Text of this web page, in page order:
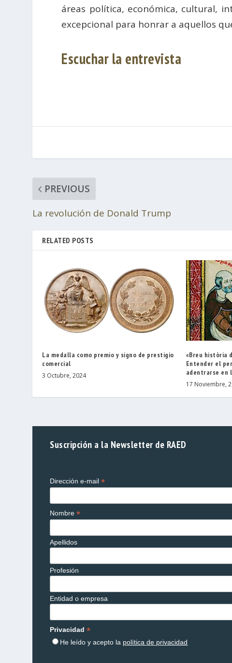
áreas política, económica, cultural,
excepcional para honrar a aquellos
Escuchar la entrevista
PREVIOUS
La revolución de Donald Trump
RELATED POSTS
La medalla como premio y signo de prestigio
comercial
3 Octubre, 2024
«Breu història
Entender el
adentrarse en
17 Noviembre,
Suscripción a la Newsletter de RAED
Dirección e-mail*
Nombre*
Apellidos
Profesión
Entidad o empresa
Privacidad*
He leído y acepto la política de privacidad